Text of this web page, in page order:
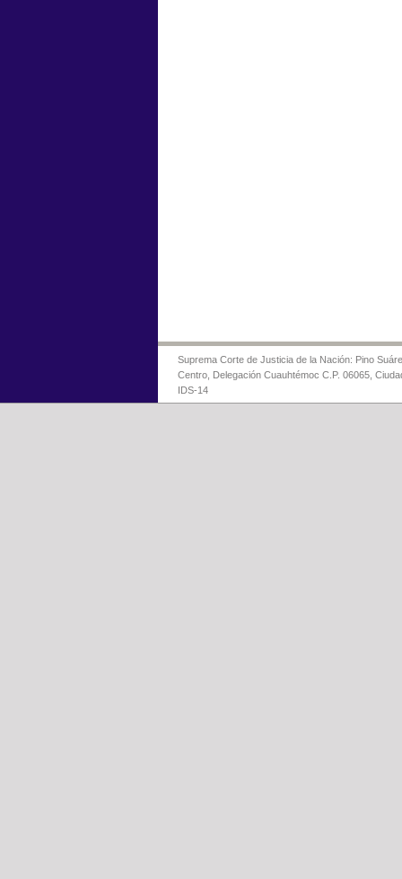
Suprema Corte de Justicia de la Nación: Pino
Centro, Delegación Cuauhtémoc C.P. 06065,
IDS-14